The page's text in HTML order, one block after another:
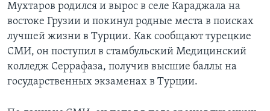
Мухтаров родился и вырос в селе Караджала на
востоке Грузии и покинул родные места в поисках
лучшей жизни в Турции. Как сообщают турецкие
СМИ, он поступил в стамбульский Медицинский
колледж Серрафаза, получив высшие баллы на
государственных экзаменах в Турции.